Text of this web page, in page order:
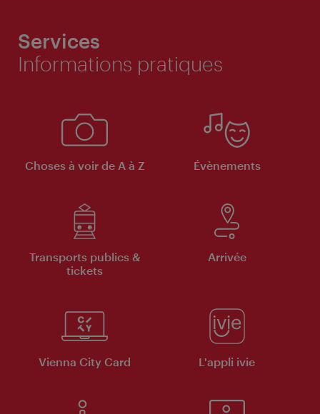
Services
Informations pratiques
Choses à voir de A à Z Évènements
Transports publics &
tickets
Arrivée
Vienna City Card L'appli ivie